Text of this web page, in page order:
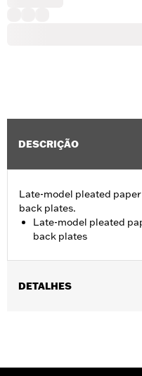
DESCRIÇÃO
Late-model pleated
back plates.
Late-model pleated
back plates
DETALHES
WARRANTY:1 year limited